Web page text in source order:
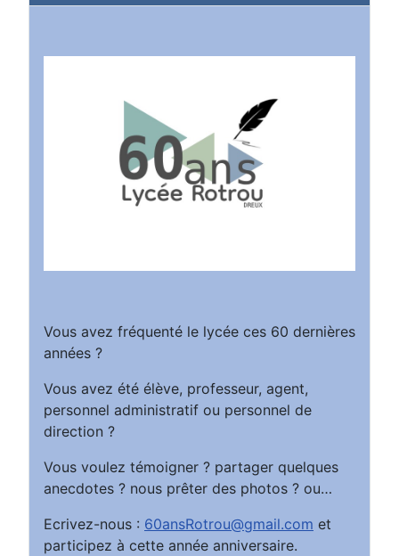
Vous avez fréquenté le lycée ces 60 dernières
années ?
Vous avez été élève, professeur, agent,
personnel administratif ou personnel de
direction ?
Vous voulez témoigner ? partager quelques
anecdotes ? nous prêter des photos ? ou…
Ecrivez-nous : 60ansRotrou@gmail.com et
participez à cette année anniversaire.